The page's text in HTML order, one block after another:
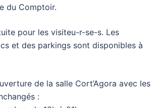
du Comptoir.
pour les visiteu-r-se-s. Les
et des parkings sont disponibles à
de la salle Cort’Agora avec les
: